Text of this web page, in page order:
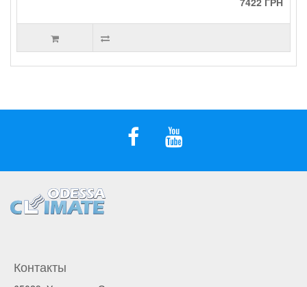
Контакты